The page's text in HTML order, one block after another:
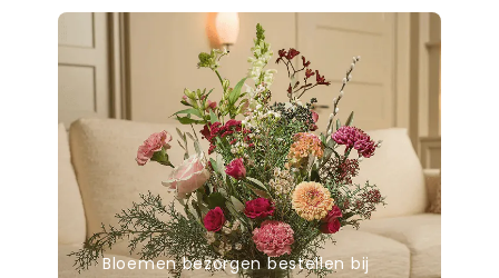
Bloemen bezorgen bestellen bij